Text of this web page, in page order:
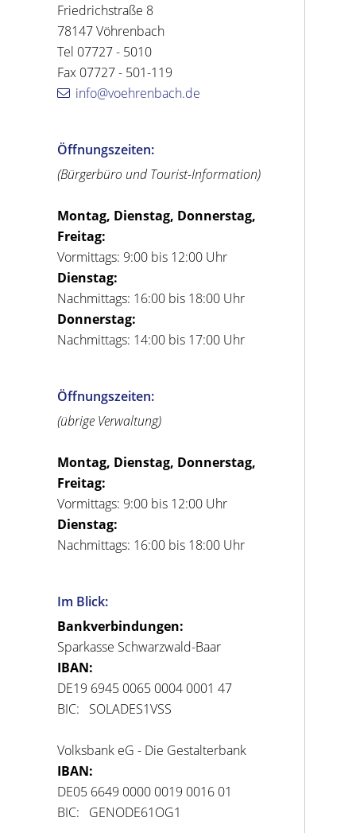
Friedrichstraße 8
78147 Vöhrenbach
Tel 07727 - 5010
Fax 07727 - 501-119
info@voehrenbach.de
Öffnungszeiten:
(Bürgerbüro und Tourist-Information)
Montag, Dienstag, Donnerstag,
Freitag:
Vormittags: 9:00 bis 12:00 Uhr
Dienstag:
Nachmittags: 16:00 bis 18:00 Uhr
Donnerstag:
Nachmittags: 14:00 bis 17:00 Uhr
Öffnungszeiten:
(übrige Verwaltung)
Montag, Dienstag, Donnerstag,
Freitag:
Vormittags: 9:00 bis 12:00 Uhr
Dienstag:
Nachmittags: 16:00 bis 18:00 Uhr
Im Blick:
Bankverbindungen:
Sparkasse Schwarzwald-Baar
IBAN:
DE19 6945 0065 0004 0001 47
BIC: SOLADES1VSS
Volksbank eG - Die Gestalterbank
IBAN:
DE05 6649 0000 0019 0016 01
BIC: GENODE61OG1